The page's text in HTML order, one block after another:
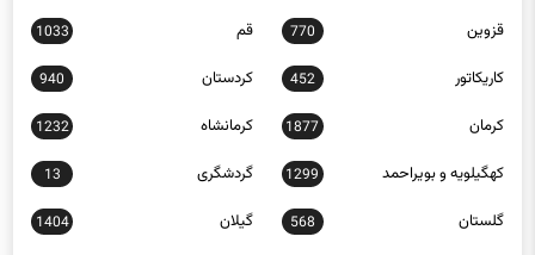
قزوین 770 قم 1033
کاریکاتور 452 کردستان 940
کرمان 1877 کرمانشاه 1232
کهگیلویه و بویراحمد 1299 گردشگری 13
گلستان 568 گیلان 1404